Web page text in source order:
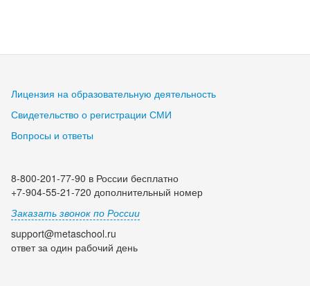
Лицензия на образовательную деятельность
Свидетельство о регистрации СМИ
Вопросы и ответы
8-800-201-77-90 в России бесплатно
+7-904-55-21-720 дополнительный номер
Заказать звонок по России
support@metaschool.ru
ответ за один рабочий день